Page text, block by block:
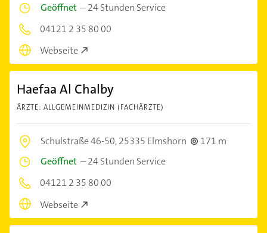
Geöffnet –24 Stunden Service
04121 2 35 80 00
Webseite
Haefaa Al Chalby
ÄRZTE: ALLGEMEINMEDIZIN (FACHÄRZTE)
Schulstraße 46-50,25335 Elmshorn
171 m
Geöffnet –24 Stunden Service
04121 2 35 80 00
Webseite